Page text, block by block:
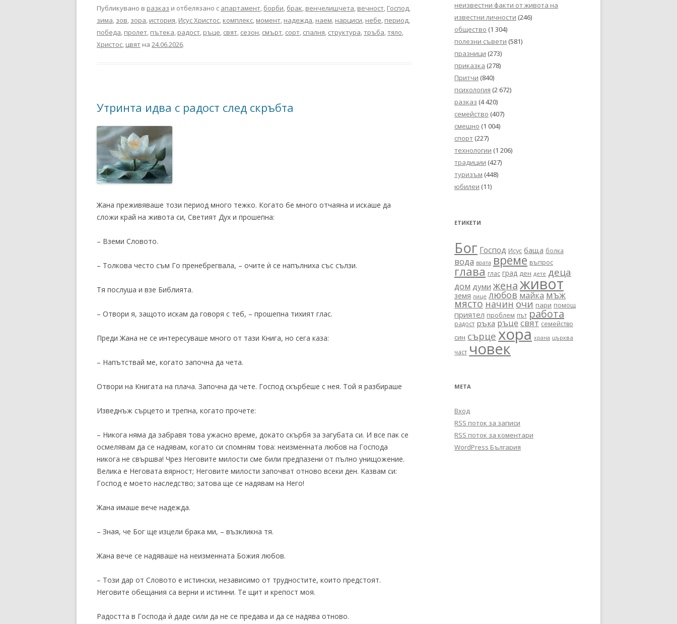
Публикувано в разказ и отбелязано с апартамент, борби, брак, венчелишчета, вечност, Господ,
зима, зов, зора, история, Исус Христос, комплекс, момент, надежда, наем, нарциси, небе, период,
победа, пролет, пътека, радост, ръце, свят, сезон, смърт, сорт, спалня, структура,тръба,тяло,
Христос, цвят на 24.06.2026.
Утринта идва с радост след скръбта
Жана преживяваше този период много тежко. Когато бе много отчаяна и искаше да
сложи край на живота си, Светият Дух и прошепна:
– Вземи Словото.
– Толкова често съм Го пренебрегвала, – очите ѝ се напълниха със сълзи.
Тя послуша и взе Библията.
– Отвори я, защото искам да говоря с теб, – прошепна тихият глас.
Преди Жана не се интересуваше много от тази Книга, но сега каза:
– Напътствай ме, когато започна да чета.
Отвори на Книгата на плача. Започна да чете. Господ скърбеше с нея. Той я разбираше
Изведнъж сърцето и трепна, когато прочете:
– Никога няма да забравя това ужасно време, докато скърбя за загубата си. И все пак се
осмелявам да се надявам, когато си спомням това: неизменната любов на Господа
никога не свършва! Чрез Неговите милости сме били предпазени от пълно унищожение.
Велика е Неговата вярност; Неговите милости започват отново всеки ден. Казвам си:
Господ е моето наследство; затова ще се надявам на Него!
Жана имаше вече надежда.
– Зная, че Бог ще изцели брака ми, – възкликна тя.
Жана вече се надяваше на неизменната Божия любов.
– Този дар от Словото е истински, независимо от трудностите, които предстоят.
Неговите обещания са верни и истинни. Те щит и крепост моя.
Радостта в Господа ѝ даде сили да не се предава и да се надява отново.
неизвестни факти от живота на
известни личности (246)
общество (1 304)
полезни съвети (581)
празници (273)
приказка (278)
Притчи (840)
психология (2 672)
разказ (4 420)
семейство (407)
смешно (1 004)
спорт (227)
технологии (1 206)
традиции (427)
туризъм (448)
юбилеи (11)
ЕТИКЕТИ
Бог Господ Исус баща болка
вода врата време въпрос
глава глас град ден дете деца
дом думи женаживот
земя лице любов майка мъж
място начин очи пари помощ
приятел проблем път работа
радост ръка ръце свят семейство
син сърце хора храна църква
част човек
МЕТА
Вход
RSS поток за записи
RSS поток за коментари
WordPress България